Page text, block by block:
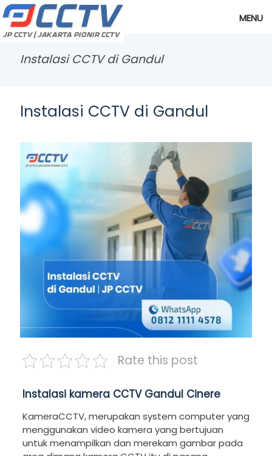
MENU
Instalasi CCTV di Gandul
Instalasi CCTV di Gandul
Rate this post
Instalasi kamera CCTV Gandul Cinere
KameraCCTV, merupakan system computer yang
menggunakan video kamera yang bertujuan
untuk menampilkan dan merekam gambar pada